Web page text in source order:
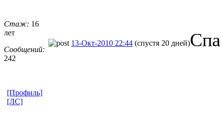
Стаж: 16
лет
Сообщений:
242
13-Окт-2010 22:44 (спустя 20 дней)
[Профиль]
[ЛС]